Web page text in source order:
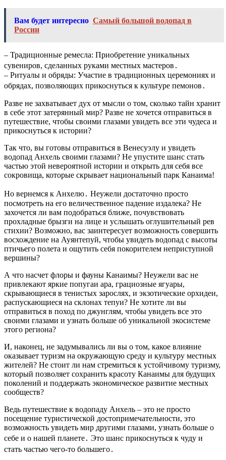
Вам будет интересно Самый большой водопад в
России
– Традиционные ремесла: Приобретение уникальных
сувениров, сделанных руками местных мастеров․
– Ритуалы и обряды: Участие в традиционных церемониях и
обрядах, позволяющих прикоснуться к культуре пемонов․
Разве не захватывает дух от мысли о том, сколько тайн хранит
в себе этот затерянный мир? Разве не хочется отправиться в
путешествие, чтобы своими глазами увидеть все эти чудеса и
прикоснуться к истории?
Так что, вы готовы отправиться в Венесуэлу и увидеть
водопад Анхель своими глазами? Не упустите шанс стать
частью этой невероятной истории и открыть для себя все
сокровища, которые скрывает национальный парк Канаима!
Но вернемся к Анхелю․ Неужели достаточно просто
посмотреть на его величественное падение издалека? Не
захочется ли вам подобраться ближе, почувствовать
прохладные брызги на лице и услышать оглушительный рев
стихии? Возможно, вас заинтересует возможность совершить
восхождение на Ауянтепуй, чтобы увидеть водопад с высоты
птичьего полета и ощутить себя покорителем неприступной
вершины?
А что насчет флоры и фауны Канаимы? Неужели вас не
привлекают яркие попугаи ара, грациозные ягуары,
скрывающиеся в тенистых зарослях, и экзотические орхидеи,
распускающиеся на склонах тепуи? Не хотите ли вы
отправиться в поход по джунглям, чтобы увидеть все это
своими глазами и узнать больше об уникальной экосистеме
этого региона?
И, наконец, не задумывались ли вы о том, какое влияние
оказывает туризм на окружающую среду и культуру местных
жителей? Не стоит ли нам стремиться к устойчивому туризму,
который позволяет сохранить красоту Канаимы для будущих
поколений и поддержать экономическое развитие местных
сообществ?
Ведь путешествие к водопаду Анхель – это не просто
посещение туристической достопримечательности, это
возможность увидеть мир другими глазами, узнать больше о
себе и о нашей планете․ Это шанс прикоснуться к чуду и
стать частью чего-то большего․